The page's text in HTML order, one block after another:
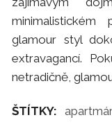
glamour styl
extravagancí.
netradičně,
ŠTÍTKY: